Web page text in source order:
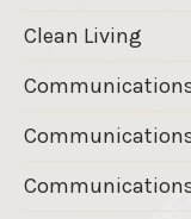
Clean Living